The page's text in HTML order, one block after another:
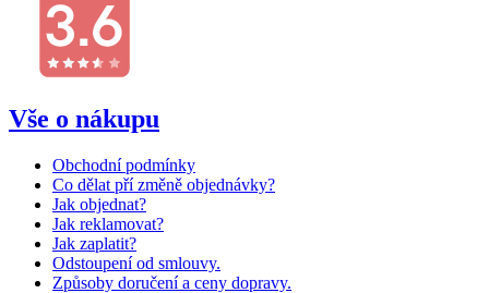
Vše o nákupu
Obchodní podmínky
Co dělat pří změně objednávky?
Jak objednat?
Jak reklamovat?
Jak zaplatit?
Odstoupení od smlouvy.
Způsoby doručení a ceny dopravy.